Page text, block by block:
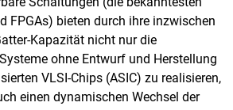
FPGAs) bieten durch ihre inzwischen
Kapazität nicht nur die
ohne Entwurf und Herstellung
VLSI-Chips (ASIC) zu realisieren,
einen dynamischen Wechsel der